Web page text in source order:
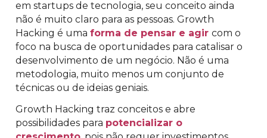
em startups de tecnologia, seu conceito ainda
não é muito claro para as pessoas. Growth
Hacking é uma forma de pensar e agir com o
foco na busca de oportunidades para catalisar o
desenvolvimento de um negócio. Não é uma
metodologia, muito menos um conjunto de
técnicas ou de ideias geniais.
Growth Hacking traz conceitos e abre
possibilidades para potencializar o